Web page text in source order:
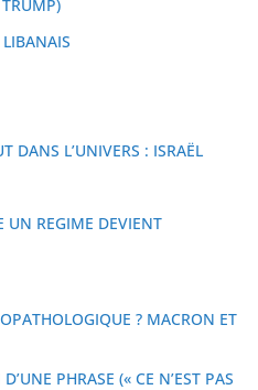
DANS L’UNIVERS : ISRAËL
UN REGIME DEVIENT
? MACRON ET
PHRASE (« CE N’EST PAS